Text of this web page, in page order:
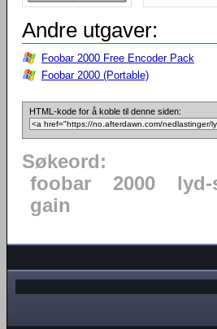
Andre utgaver:
Foobar 2000 Free Encoder Pack
Foobar 2000 (Portable)
HTML-kode for å koble til denne siden:
Søkeord:
foobar
2000
gain